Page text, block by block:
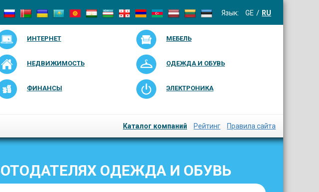
Язык: GE RU
ИНТЕРНЕТ МЕБЕЛЬ
НЕДВИЖИМОСТЬ ОДЕЖДА И ОБУВЬ
ФИНАНСЫ ЭЛЕКТРОНИКА
Каталог компаний Рейтинг Правила сайта
ОДЕЖДА И ОБУВЬ